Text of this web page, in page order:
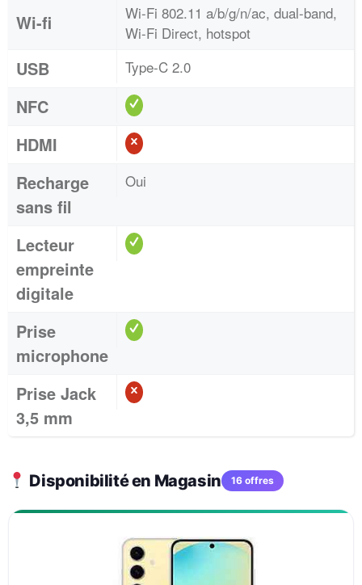
Wi-fi
Wi-Fi 802.11 a/b/g/n/ac, dual-band,
Wi-Fi Direct, hotspot
USB Type-C 2.0
NFC
HDMI
Recharge
sans fil
Oui
Lecteur
empreinte
digitale
Prise
microphone
Prise Jack
3,5 mm
Disponibilité en Magasin 16 offres